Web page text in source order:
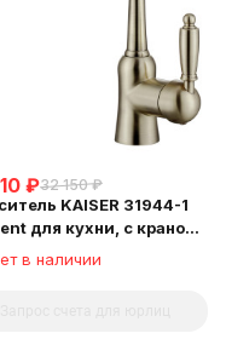
₽32 150 ₽
KAISER 31944-1
для кухни, с краном
воды,
в наличии